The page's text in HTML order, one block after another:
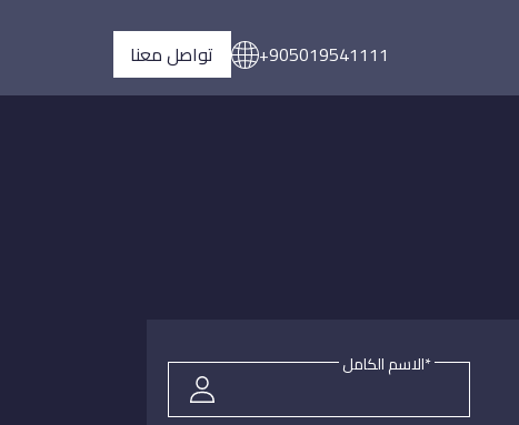
+905019541111 تواصل معنا
*الاسم الكامل